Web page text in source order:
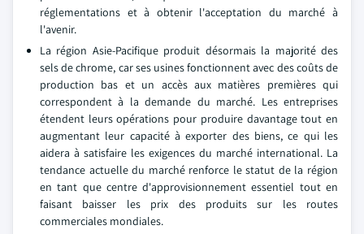
réglementations et à obtenir l'acceptation du marché à
l'avenir.
La région Asie-Pacifique produit désormais la majorité des
sels de chrome, car ses usines fonctionnent avec des coûts de
production bas et un accès aux matières premières qui
correspondent à la demande du marché. Les entreprises
étendent leurs opérations pour produire davantage tout en
augmentant leur capacité à exporter des biens, ce qui les
aidera à satisfaire les exigences du marché international. La
tendance actuelle du marché renforce le statut de la région
en tant que centre d'approvisionnement essentiel tout en
faisant baisser les prix des produits sur les routes
commerciales mondiales.